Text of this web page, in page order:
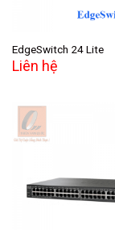
EdgeSwitch 24 Lite
Liên hệ